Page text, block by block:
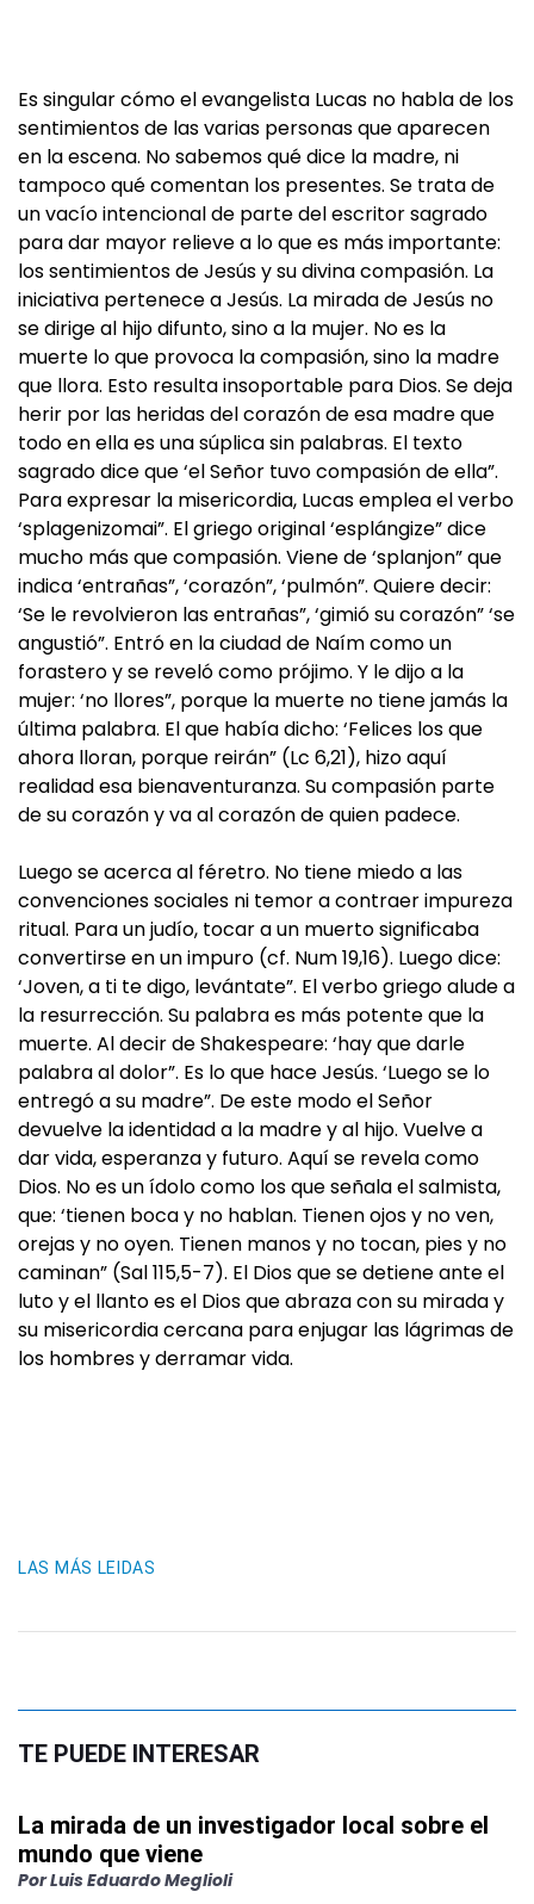
Es singular cómo el evangelista Lucas no habla de los
sentimientos de las varias personas que aparecen
en la escena. No sabemos qué dice la madre, ni
tampoco qué comentan los presentes. Se trata de
un vacío intencional de parte del escritor sagrado
para dar mayor relieve a lo que es más importante:
los sentimientos de Jesús y su divina compasión. La
iniciativa pertenece a Jesús. La mirada de Jesús no
se dirige al hijo difunto, sino a la mujer. No es la
muerte lo que provoca la compasión, sino la madre
que llora. Esto resulta insoportable para Dios. Se deja
herir por las heridas del corazón de esa madre que
todo en ella es una súplica sin palabras. El texto
sagrado dice que ‘el Señor tuvo compasión de ella”.
Para expresar la misericordia, Lucas emplea el verbo
‘splagenizomai”. El griego original ‘esplángize” dice
mucho más que compasión. Viene de ‘splanjon” que
indica ‘entrañas”, ‘corazón”, ‘pulmón”. Quiere decir:
‘Se le revolvieron las entrañas”, ‘gimió su corazón” ‘se
angustió”. Entró en la ciudad de Naím como un
forastero y se reveló como prójimo. Y le dijo a la
mujer: ‘no llores”, porque la muerte no tiene jamás la
última palabra. El que había dicho: ‘Felices los que
ahora lloran, porque reirán” (Lc 6,21), hizo aquí
realidad esa bienaventuranza. Su compasión parte
de su corazón y va al corazón de quien padece.
Luego se acerca al féretro. No tiene miedo a las
convenciones sociales ni temor a contraer impureza
ritual. Para un judío, tocar a un muerto significaba
convertirse en un impuro (cf. Num 19,16). Luego dice:
‘Joven, a ti te digo, levántate”. El verbo griego alude a
la resurrección. Su palabra es más potente que la
muerte. Al decir de Shakespeare: ‘hay que darle
palabra al dolor”. Es lo que hace Jesús. ‘Luego se lo
entregó a su madre”. De este modo el Señor
devuelve la identidad a la madre y al hijo. Vuelve a
dar vida, esperanza y futuro. Aquí se revela como
Dios. No es un ídolo como los que señala el salmista,
que: ‘tienen boca y no hablan. Tienen ojos y no ven,
orejas y no oyen. Tienen manos y no tocan, pies y no
caminan” (Sal 115,5-7). El Dios que se detiene ante el
luto y el llanto es el Dios que abraza con su mirada y
su misericordia cercana para enjugar las lágrimas de
los hombres y derramar vida.
LAS MÁS LEIDAS
TE PUEDE INTERESAR
La mirada de un investigador local sobre el
mundo que viene
PorLuis Eduardo Meglioli